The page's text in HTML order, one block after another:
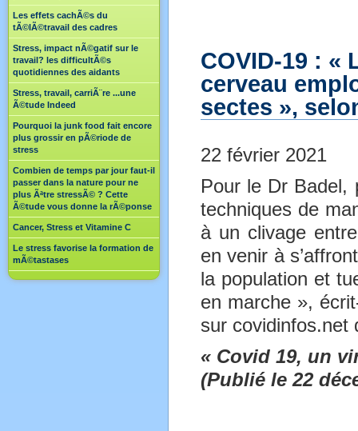
Les effets cachÃ©s du
tÃ©lÃ©travail des cadres
Stress, impact nÃ©gatif sur le
travail? les difficultÃ©s
quotidiennes des aidants
Stress, travail, carriÃ¨re ...une
Ã©tude Indeed
Pourquoi la junk food fait encore
plus grossir en pÃ©riode de
stress
Combien de temps par jour faut-il
passer dans la nature pour ne
plus Ãªtre stressÃ© ? Cette
Ã©tude vous donne la rÃ©ponse
Cancer, Stress et Vitamine C
Le stress favorise la formation de
mÃ©tastases
COVID-19 : «
cerveau
sectes »,
22 février 2021
Pour le Dr Badel,
techniques de
à un clivage
en venir à
la population et
en marche »,
sur covidinfos.net
« Covid 19, un
(Publié le 22